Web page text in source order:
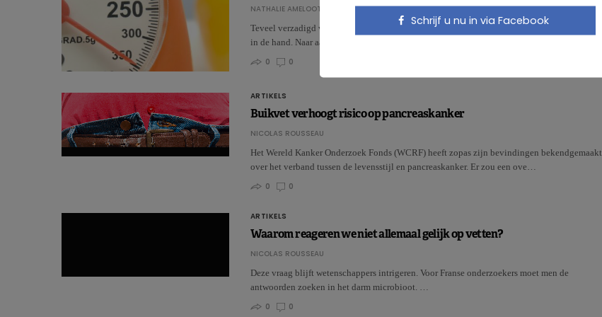
NATHALIE AMELOOT
Teveel verzadigd vet in de voeding werkt ernstige ziektebeelden zoals hart –en vaatziekten
in de hand. Naar aanleiding van een rapport in opdracht van de …
0
0
ARTIKELS
Buikvet verhoogt risico op pancreaskanker
NICOLAS ROUSSEAU
Het Wereld Kanker Onderzoek Fonds (WCRF) heeft zopas zijn bevindingen bekendgemaakt
over het verband tussen de levensstijl en pancreaskanker. Er zou een ove…
0
0
ARTIKELS
Waarom reageren we niet allemaal gelijk op vetten?
NICOLAS ROUSSEAU
Deze vraag blijft wetenschappers intrigeren. Voor Franse onderzoekers moet men de
antwoorden zoeken in het darm microbioot. …
0
0
Schrijf u nu in via Facebook